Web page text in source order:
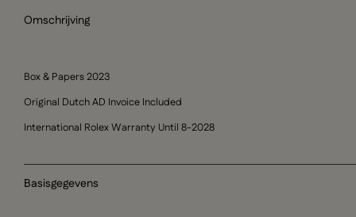
Omschrijving
Box & Papers 2023
Original Dutch AD Invoice Included
International Rolex Warranty Until 8-2028
Basisgegevens